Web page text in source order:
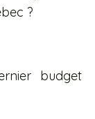
?
budget